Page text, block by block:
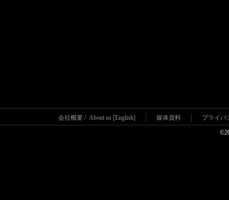
会社概要 / About us [English] 媒体資料 プライバ